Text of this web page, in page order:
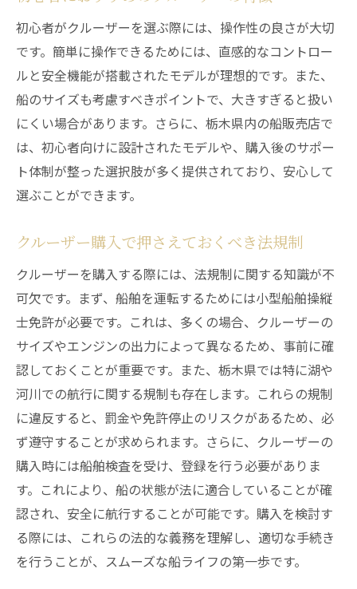
初心者がクルーザーを選ぶ際には、操作性の良さが大切
です。簡単に操作できるためには、直感的なコントロー
ルと安全機能が搭載されたモデルが理想的です。また、
船のサイズも考慮すべきポイントで、大きすぎると扱い
にくい場合があります。さらに、栃木県内の船販売店で
は、初心者向けに設計されたモデルや、購入後のサポー
ト体制が整った選択肢が多く提供されており、安心して
選ぶことができます。
クルーザー購入で押さえておくべき法規制
クルーザーを購入する際には、法規制に関する知識が不
可欠です。まず、船舶を運転するためには小型船舶操縦
士免許が必要です。これは、多くの場合、クルーザーの
サイズやエンジンの出力によって異なるため、事前に確
認しておくことが重要です。また、栃木県では特に湖や
河川での航行に関する規制も存在します。これらの規制
に違反すると、罰金や免許停止のリスクがあるため、必
ず遵守することが求められます。さらに、クルーザーの
購入時には船舶検査を受け、登録を行う必要がありま
す。これにより、船の状態が法に適合していることが確
認され、安全に航行することが可能です。購入を検討す
る際には、これらの法的な義務を理解し、適切な手続き
を行うことが、スムーズな船ライフの第一歩です。